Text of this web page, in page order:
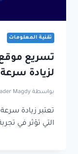
تقنية المعلومات
تسريع
لزيادة
بواسطة Magdy
تعتبر زيادة
التي تؤثر في